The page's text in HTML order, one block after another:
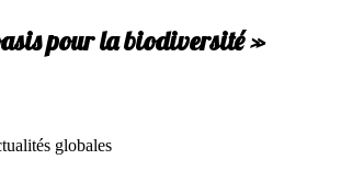
pour la biodiversité »
globales